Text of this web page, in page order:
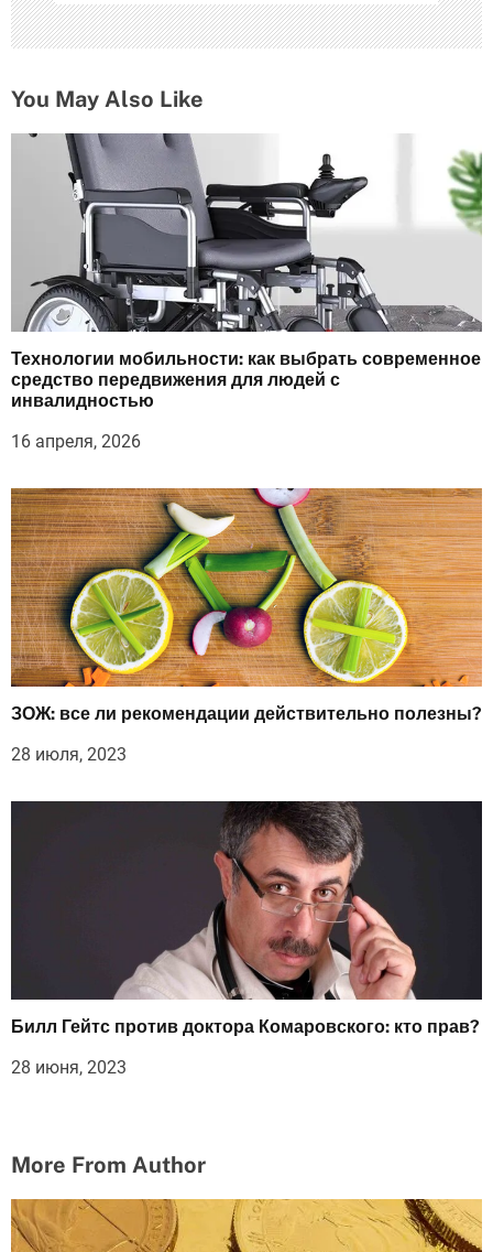
м
You May Also Like
Технологии мобильности: как выбрать современное
средство передвижения для людей с
инвалидностью
16 апреля, 2026
ЗОЖ: все ли рекомендации действительно полезны?
28 июля, 2023
Билл Гейтс против доктора Комаровского: кто прав?
28 июня, 2023
More From Author